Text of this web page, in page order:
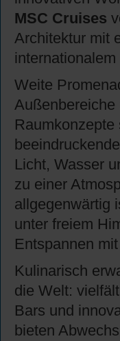
MSC Cruises
Architektur mit
Weite
Außenbereiche
Raumkonzepte
Licht, Wasser
zu einer
allgegenwärtig
unter freiem
Entspannen
Kulinarisch
die Welt:
Bars und
bieten